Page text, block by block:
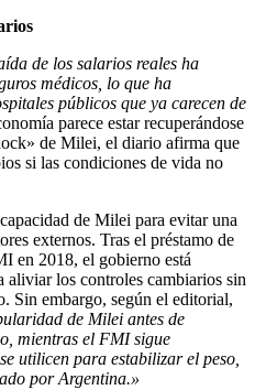
de los salarios reales ha
médicos, lo que ha
públicos que ya carecen de
parece estar recuperándose
de Milei, el diario afirma que
si las condiciones de vida no
de Milei para evitar una
externos. Tras el préstamo de
en 2018, el gobierno está
aliviar los controles cambiarios sin
Sin embargo, según el editorial,
de Milei antes de
mientras el FMI sigue
utilicen para estabilizar el peso,
por Argentina.»